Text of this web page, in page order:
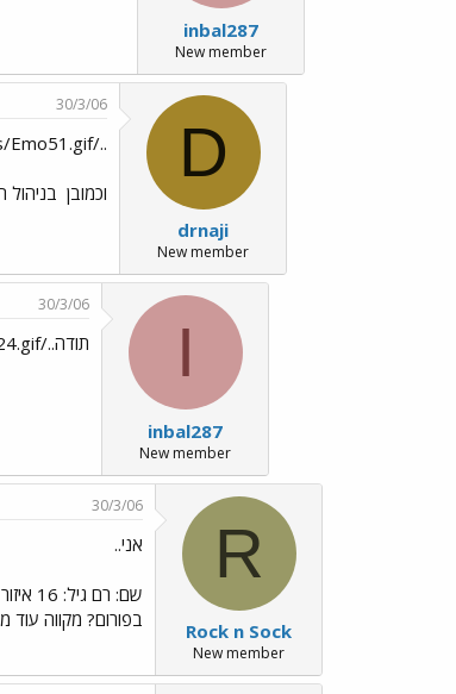
inbal287
New member
D
drnaji
New member
30/3/06
../images/Emo51.gif
וכמובן בניהול
I
inbal287
New member
30/3/06
תודה../images/Emo9.gif../images/Emo9.gif../images/Emo24.gif
R
Rock n Sock
New member
30/3/06
אני..
שם: רם גיל: 16 איזור מגורים: השרון שיר מועדף של בונג': ליבין און א פרייר
בפורום? מקווה